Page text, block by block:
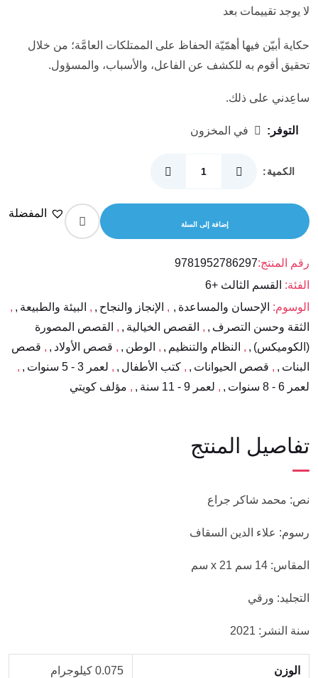
لا يوجد تقييمات بعد
حكاية أبيّن فيها أهمّيّة الحفاظ على الممتلكات العامَّة؛ من خلال
تحقيق أقوم به للكشف عن الفاعل، والأسباب، والمسؤول.
ساعِدني على ذلك.
التوفر: في المخزون
الكمية:
من
إضافة إلى السلة
المفضلة
رقم المنتج:9781952786297
الفئة: القسم الثالث +6
الوسوم: الإحسان والمساعدة , الإنجاز والنجاح , البيئة والطبيعة
,
الثقة وحسن التصرف
, القصص الخيالية , القصص المصورة
(الكوميكس)
, النظام والتنظيم , الوطن , قصص الأولاد , قصص
البنات
, قصص الحيوانات , كتب الأطفال , لعمر 3 - 5 سنوات
,
لعمر 6 - 8 سنوات
, لعمر 9 - 11 سنة , مؤلف كويتي
تفاصيل المنتج
نص: محمد شاكر جراع
رسوم: علاء الدين السقاف
المقاس: 14 سم 21 x سم
التجليد: ورقي
سنة النشر: 2021
الوزن 0.075 كيلوجرام